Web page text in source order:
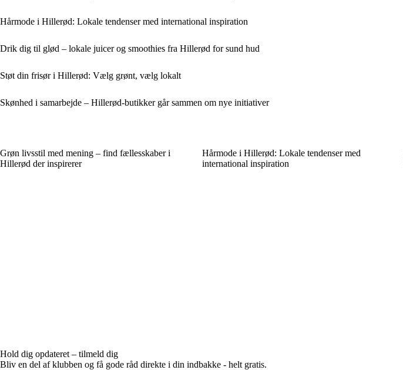
Hårmode i Hillerød: Lokale tendenser med international inspiration
Drik dig til glød – lokale juicer og smoothies fra Hillerød for sund hud
Støt din frisør i Hillerød: Vælg grønt, vælg lokalt
Skønhed i samarbejde – Hillerød-butikker går sammen om nye initiativer
Grøn livsstil med mening – find fællesskaber i
Hillerød der inspirerer
Hårmode i Hillerød: Lokale tendenser med
international inspiration
Hold dig opdateret – tilmeld dig
Bliv en del af klubben og få gode råd direkte i din indbakke - helt gratis.